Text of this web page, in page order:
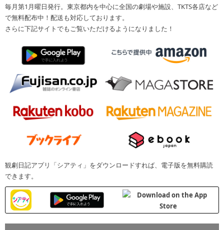
毎月第1月曜日発行。東京都内を中心に全国の劇場や施設、TKTS各店など
で無料配布中！配送も対応しております。
さらに下記サイトでもご覧いただけるようになりました！
観劇日記アプリ「シアティ」をダウンロードすれば、電子版を無料購読
できます。